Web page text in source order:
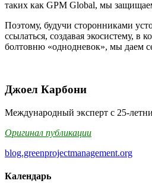
таких как GPM Global, мы
Поэтому, будучи сторонниками
ссылаться, создавая экосистему,
болтовню «однодневок», мы даем
Джоел Карбони
Международный эксперт с 25-
Оригинал публикации
blog.greenprojectmanagement.org
Календарь